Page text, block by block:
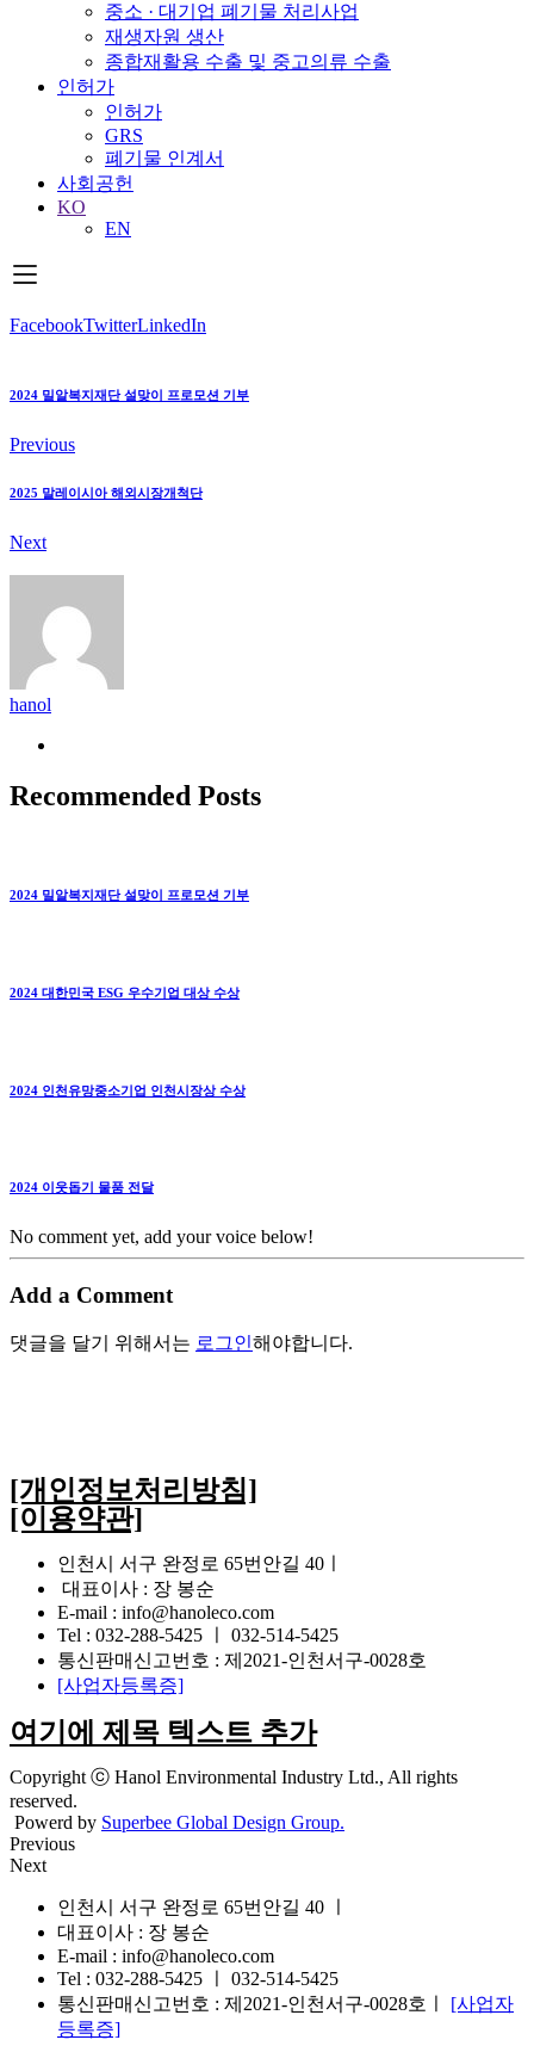
중소 · 대기업 폐기물 처리사업
재생자원 생산
종합재활용 수출 및 중고의류 수출
인허가
인허가
GRS
폐기물 인계서
사회공헌
KO
EN
FacebookTwitterLinkedIn
2024 밀알복지재단 설맞이 프로모션 기부
Previous
2025 말레이시아 해외시장개척단
Next
hanol
Recommended Posts
2024 밀알복지재단 설맞이 프로모션 기부
2024 대한민국 ESG 우수기업 대상 수상
2024 인천유망중소기업 인천시장상 수상
2024 이웃돕기 물품 전달
No comment yet, add your voice below!
Add a Comment
댓글을 달기 위해서는 로그인해야합니다.
[개인정보처리방침]
[이용약관]
인천시 서구 완정로 65번안길 40ㅣ
대표이사 : 장 봉순
E-mail : info@hanoleco.com
Tel : 032-288-5425 ㅣ 032-514-5425
통신판매신고번호 : 제2021-인천서구-0028호
[사업자등록증]
여기에 제목 텍스트 추가
Copyright ⓒ Hanol Environmental Industry Ltd., All rights
reserved.
Powerd by Superbee Global Design Group.
Previous
Next
인천시 서구 완정로 65번안길 40 ㅣ
대표이사 : 장 봉순
E-mail : info@hanoleco.com
Tel : 032-288-5425 ㅣ 032-514-5425
통신판매신고번호 : 제2021-인천서구-0028호ㅣ [사업자
등록증]